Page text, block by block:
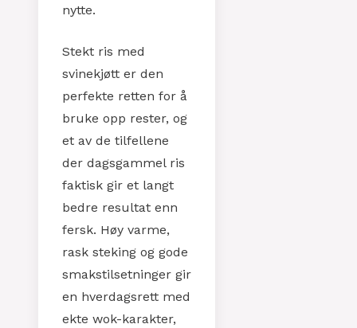
nytte.
Stekt ris med
svinekjøtt er den
perfekte retten for å
bruke opp rester, og
et av de tilfellene
der dagsgammel ris
faktisk gir et langt
bedre resultat enn
fersk. Høy varme,
rask steking og gode
smakstilsetninger gir
en hverdagsrett med
ekte wok-karakter,